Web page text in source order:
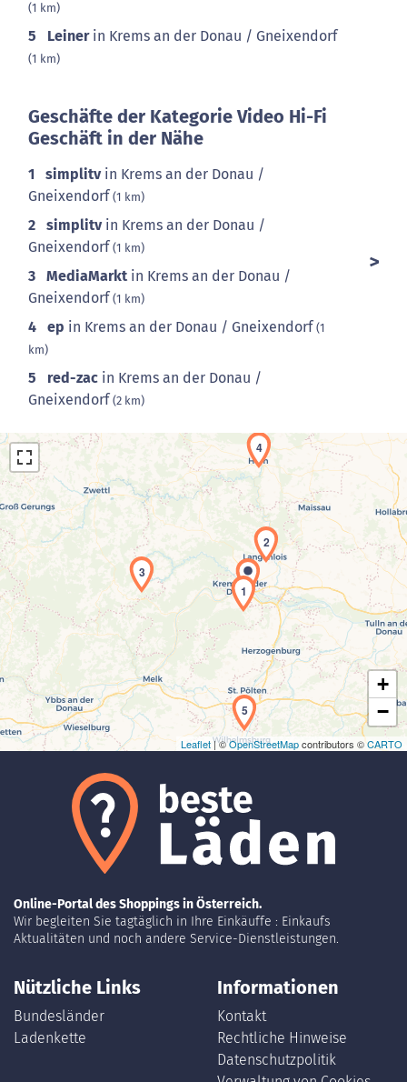
(1 km)
5 Leinerin Krems an der Donau / Gneixendorf
(1 km)
Geschäfte der Kategorie Video Hi-Fi
Geschäft in der Nähe
1 simplitvin Krems an der Donau /
Gneixendorf(1 km)
2 simplitvin Krems an der Donau /
Gneixendorf(1 km)
3 MediaMarkt in Krems an der Donau /
Gneixendorf(1 km)
4 ep in Krems an der Donau / Gneixendorf(1
km)
5 red-zac in Krems an der Donau /
Gneixendorf(2 km)
Laden der Karte...
1
2
3
4
5
+
−
Leaflet| ©OpenStreetMapcontributors ©CARTO
Online-Portal des Shoppings in Österreich.
Wir begleiten Sie tagtäglich in Ihre Einkäuffe : Einkaufs
Aktualitäten und noch andere Service-Dienstleistungen.
Nützliche Links
Bundesländer
Ladenkette
Informationen
Kontakt
Rechtliche Hinweise
Datenschutzpolitik